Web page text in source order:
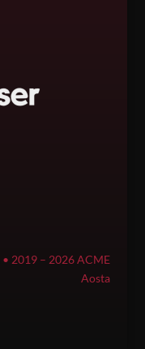
• 2019 – 2026 ACME
Aosta